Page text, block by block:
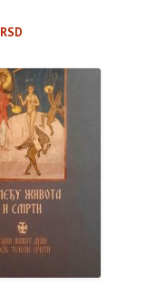
RSD